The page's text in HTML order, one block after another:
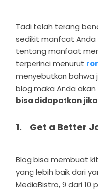
Tadi telah terang
sedikit manfaat Anda
tentang manfaat
terperinci menurut
menyebutkan bahwa
blog maka Anda akan
bisa didapatkan
1. Get a Better
Blog bisa membuat
yang lebih baik dari
MediaBistro, 9 dari 10